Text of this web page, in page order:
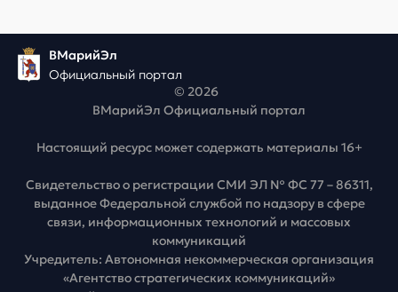
ВМарийЭл
Официальный портал
© 2026
ВМарийЭл Официальный портал
Настоящий ресурс может содержать материалы 16+
Свидетельство о регистрации СМИ ЭЛ № ФС 77 – 86311,
выданное Федеральной службой по надзору в сфере
связи, информационных технологий и массовых
коммуникаций
Учредитель: Автономная некоммерческая организация
«Агентство стратегических коммуникаций»